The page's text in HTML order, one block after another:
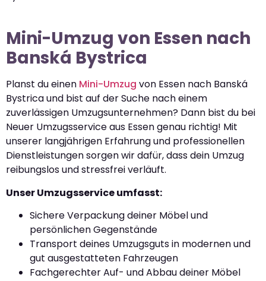
Mini-Umzug von Essen nach
Banská Bystrica
Planst du einen Mini-Umzug von Essen nach Banská
Bystrica und bist auf der Suche nach einem
zuverlässigen Umzugsunternehmen? Dann bist du bei
Neuer Umzugsservice aus Essen genau richtig! Mit
unserer langjährigen Erfahrung und professionellen
Dienstleistungen sorgen wir dafür, dass dein Umzug
reibungslos und stressfrei verläuft.
Unser Umzugsservice umfasst:
Sichere Verpackung deiner Möbel und
persönlichen Gegenstände
Transport deines Umzugsguts in modernen und
gut ausgestatteten Fahrzeugen
Fachgerechter Auf- und Abbau deiner Möbel